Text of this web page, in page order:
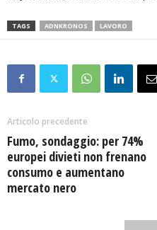
TAGS ADNKRONOS LAVORO
Articolo precedente
Fumo, sondaggio: per 74%
europei divieti non frenano
consumo e aumentano
mercato nero